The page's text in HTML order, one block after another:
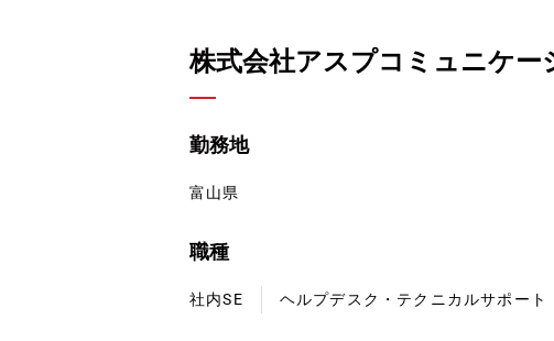
株式会社アスプコミュニケ
勤務地
富山県
職種
社内SE ヘルプデスク・テクニカルサポート